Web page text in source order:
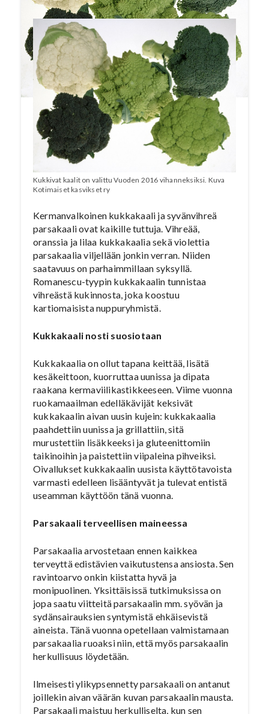
Kukkivat kaalit on valittu Vuoden 2016 vihanneksiksi. Kuva
Kotimaiset kasvikset ry
Kermanvalkoinen kukkakaali ja syvänvihreä
parsakaali ovat kaikille tuttuja. Vihreää,
oranssia ja lilaa kukkakaalia sekä violettia
parsakaalia viljellään jonkin verran. Niiden
saatavuus on parhaimmillaan syksyllä.
Romanescu-tyypin kukkakaalin tunnistaa
vihreästä kukinnosta, joka koostuu
kartiomaisista nuppuryhmistä.
Kukkakaali nosti suosiotaan
Kukkakaalia on ollut tapana keittää, lisätä
kesäkeittoon, kuorruttaa uunissa ja dipata
raakana kermaviilikastikkeeseen. Viime vuonna
ruokamaailman edelläkävijät keksivät
kukkakaalin aivan uusin kujein: kukkakaalia
paahdettiin uunissa ja grillattiin, sitä
murustettiin lisäkkeeksi ja gluteenittomiin
taikinoihin ja paistettiin viipaleina pihveiksi.
Oivallukset kukkakaalin uusista käyttötavoista
varmasti edelleen lisääntyvät ja tulevat entistä
useamman käyttöön tänä vuonna.
Parsakaali terveellisen maineessa
Parsakaalia arvostetaan ennen kaikkea
terveyttä edistävien vaikutustensa ansiosta. Sen
ravintoarvo onkin kiistatta hyvä ja
monipuolinen. Yksittäisissä tutkimuksissa on
jopa saatu viitteitä parsakaalin mm. syövän ja
sydänsairauksien syntymistä ehkäisevistä
aineista. Tänä vuonna opetellaan valmistamaan
parsakaalia ruoaksi niin, että myös parsakaalin
herkullisuus löydetään.
Ilmeisesti ylikypsennetty parsakaali on antanut
joillekin aivan väärän kuvan parsakaalin mausta.
Parsakaali maistuu herkulliselta, kun sen